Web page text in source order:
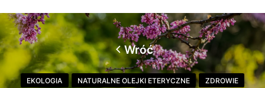
Wróć
EKOLOGIA NATURALNE OLEJKI ETERYCZNE ZDROWIE